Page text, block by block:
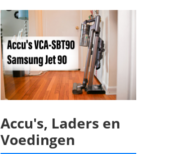
Accu's, Laders en
Voedingen